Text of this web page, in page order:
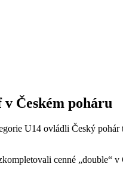
Českém poháru
U14 ovládli Český
cenné